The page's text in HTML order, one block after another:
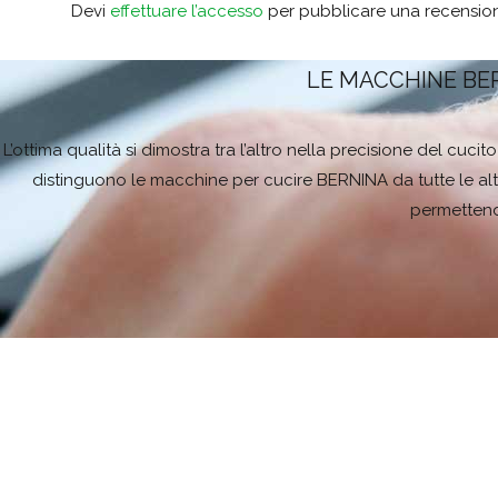
Devi effettuare l’accesso per pubblicare una
LE MACCHINE
L’ottima qualità si dimostra tra l’altro nella precisione del
distinguono le macchine per cucire BERNINA da tutte le